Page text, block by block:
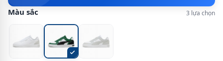
Màu sắc 3 lựa chọn